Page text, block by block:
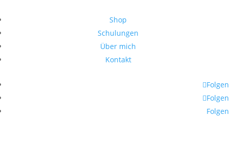
Shop
Schulungen
Über mich
Kontakt
Folgen
Folgen
Folgen